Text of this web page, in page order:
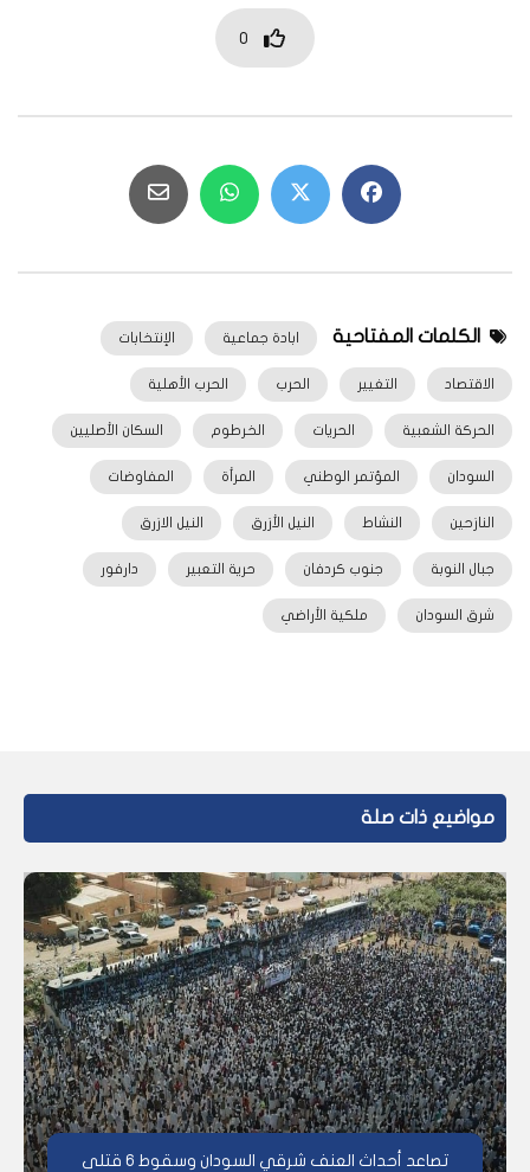
0
الكلمات المفتاحية ابادة جماعية الإنتخابات
الاقتصاد التغيير الحرب الحرب الأهلية
الحركة الشعبية الحريات الخرطوم السكان الأصليين
السودان المؤتمر الوطني المرأة المفاوضات
النازحين النشاط النيل الأزرق النيل الازرق
جبال النوبة جنوب كردفان حرية التعبير دارفور
شرق السودان ملكية الأراضي
مواضيع ذات صلة
تصاعد أحداث العنف شرقي السودان وسقوط 6 قتلى